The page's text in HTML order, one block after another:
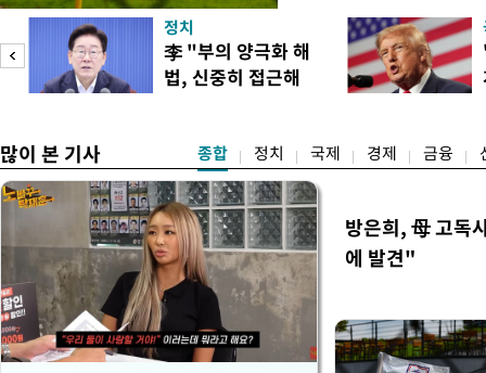
구계에 따르면 국회의 한
년 국제심판 10여 명에게
축구협회는 외국인 심판과
수십만원에서 많게는 100
정치
李 "부의 양극화 해
법, 신중히 접근해
많이 본 기사 종합 정치 국제 경제 금융
방은희, 母 고독
에 발견"